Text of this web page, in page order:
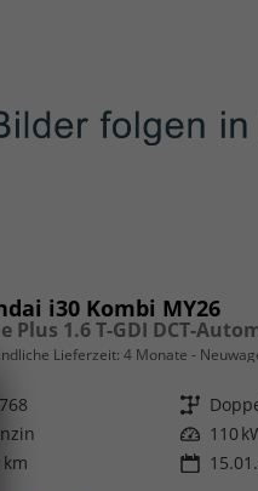
i30 Kombi MY26
Lieferzeit: 4 Monate
Getriebe
Leistung 110
km